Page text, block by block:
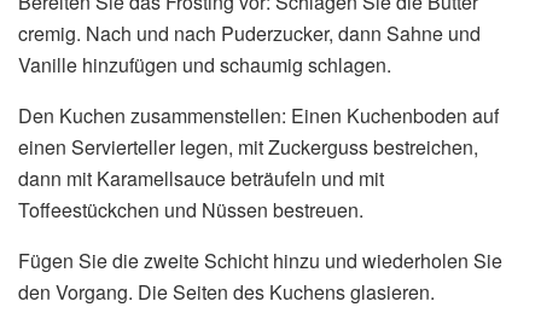
cremig. Nach und nach Puderzucker, dann Sahne und
Vanille hinzufügen und schaumig schlagen.
Den Kuchen zusammenstellen: Einen Kuchenboden auf
einen Servierteller legen, mit Zuckerguss bestreichen,
dann mit Karamellsauce beträufeln und mit
Toffeestückchen und Nüssen bestreuen.
Fügen Sie die zweite Schicht hinzu und wiederholen Sie
den Vorgang. Die Seiten des Kuchens glasieren.